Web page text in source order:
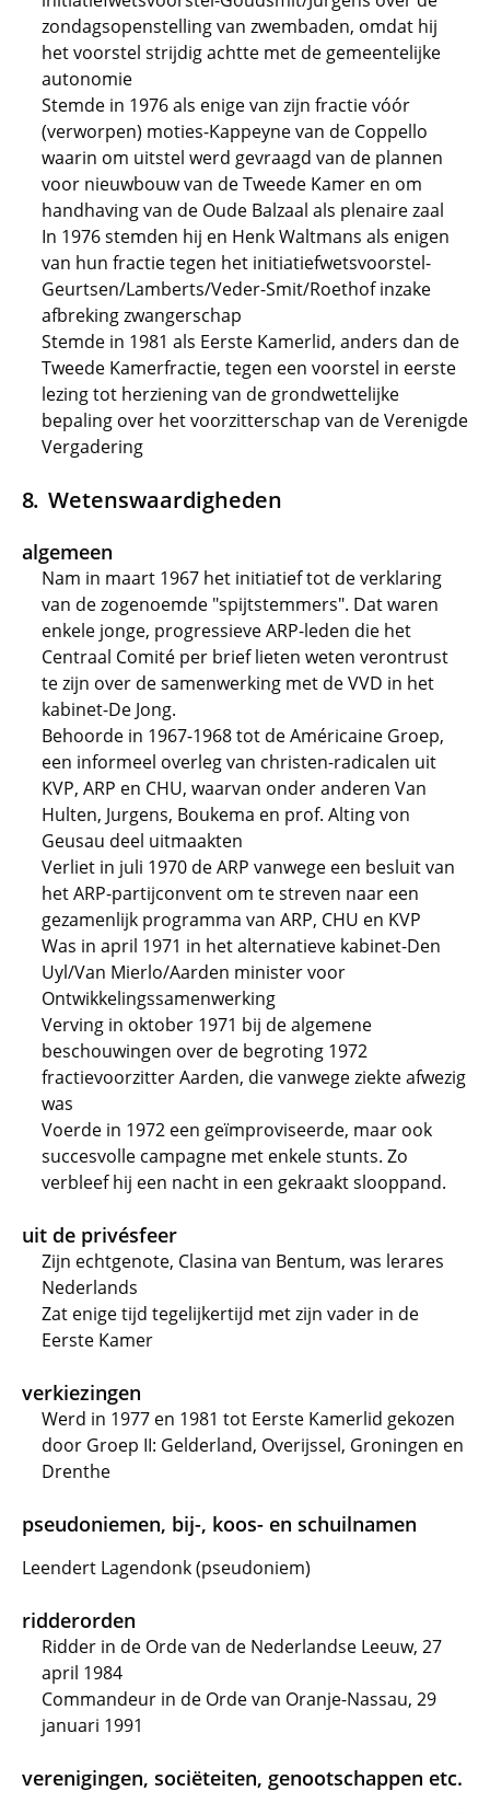
zondagsopenstelling van zwembaden, omdat hij
het voorstel strijdig achtte met de gemeentelijke
autonomie
Stemde in 1976 als enige van zijn fractie vóór
(verworpen) moties-Kappeyne van de Coppello
waarin om uitstel werd gevraagd van de plannen
voor nieuwbouw van de Tweede Kamer en om
handhaving van de Oude Balzaal als plenaire zaal
In 1976 stemden hij en Henk Waltmans als enigen
van hun fractie tegen het initiatiefwetsvoorstel-
Geurtsen/Lamberts/Veder-Smit/Roethof inzake
afbreking zwangerschap
Stemde in 1981 als Eerste Kamerlid, anders dan de
Tweede Kamerfractie, tegen een voorstel in eerste
lezing tot herziening van de grondwettelijke
bepaling over het voorzitterschap van de Verenigde
Vergadering
Wetenswaardigheden
algemeen
Nam in maart 1967 het initiatief tot de verklaring
van de zogenoemde "spijtstemmers". Dat waren
enkele jonge, progressieve ARP-leden die het
Centraal Comité per brief lieten weten verontrust
te zijn over de samenwerking met de VVD in het
kabinet-De Jong.
Behoorde in 1967-1968 tot de Américaine Groep,
een informeel overleg van christen-radicalen uit
KVP, ARP en CHU, waarvan onder anderen Van
Hulten, Jurgens, Boukema en prof. Alting von
Geusau deel uitmaakten
Verliet in juli 1970 de ARP vanwege een besluit van
het ARP-partijconvent om te streven naar een
gezamenlijk programma van ARP, CHU en KVP
Was in april 1971 in het alternatieve kabinet-Den
Uyl/Van Mierlo/Aarden minister voor
Ontwikkelingssamenwerking
Verving in oktober 1971 bij de algemene
beschouwingen over de begroting 1972
fractievoorzitter Aarden, die vanwege ziekte afwezig
was
Voerde in 1972 een geïmproviseerde, maar ook
succesvolle campagne met enkele stunts. Zo
verbleef hij een nacht in een gekraakt slooppand.
uit de privésfeer
Zijn echtgenote, Clasina van Bentum, was lerares
Nederlands
Zat enige tijd tegelijkertijd met zijn vader in de
Eerste Kamer
verkiezingen
Werd in 1977 en 1981 tot Eerste Kamerlid gekozen
door Groep II: Gelderland, Overijssel, Groningen en
Drenthe
pseudoniemen, bij-, koos- en schuilnamen
Leendert Lagendonk (pseudoniem)
ridderorden
Ridder in de Orde van de Nederlandse Leeuw, 27
april 1984
Commandeur in de Orde van Oranje-Nassau, 29
januari 1991
verenigingen, sociëteiten, genootschappen etc.